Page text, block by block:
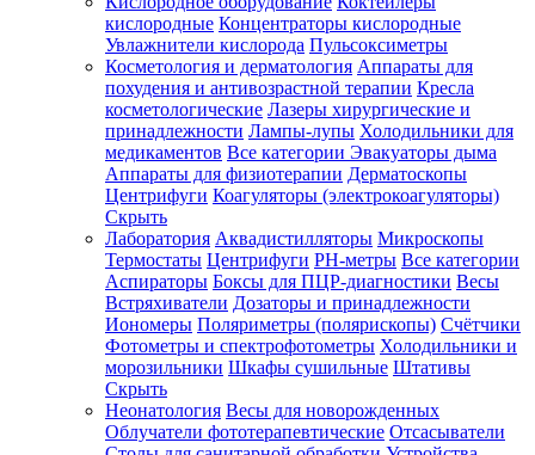
кислородные Концентраторы кислородные
Увлажнители кислорода Пульсоксиметры
Косметология и дерматология Аппараты для
похудения и антивозрастной терапии Кресла
косметологические Лазеры хирургические и
принадлежности Лампы-лупы Холодильники для
медикаментов Все категории Эвакуаторы дыма
Аппараты для физиотерапии Дерматоскопы
Центрифуги Коагуляторы (электрокоагуляторы)
Скрыть
Лаборатория Аквадистилляторы Микроскопы
Термостаты Центрифуги PH-метры Все категории
Аспираторы Боксы для ПЦР-диагностики Весы
Встряхиватели Дозаторы и принадлежности
Иономеры Поляриметры (полярископы) Счётчики
Фотометры и спектрофотометры Холодильники и
морозильники Шкафы сушильные Штативы
Скрыть
Неонатология Весы для новорожденных
Облучатели фототерапевтические Отсасыватели